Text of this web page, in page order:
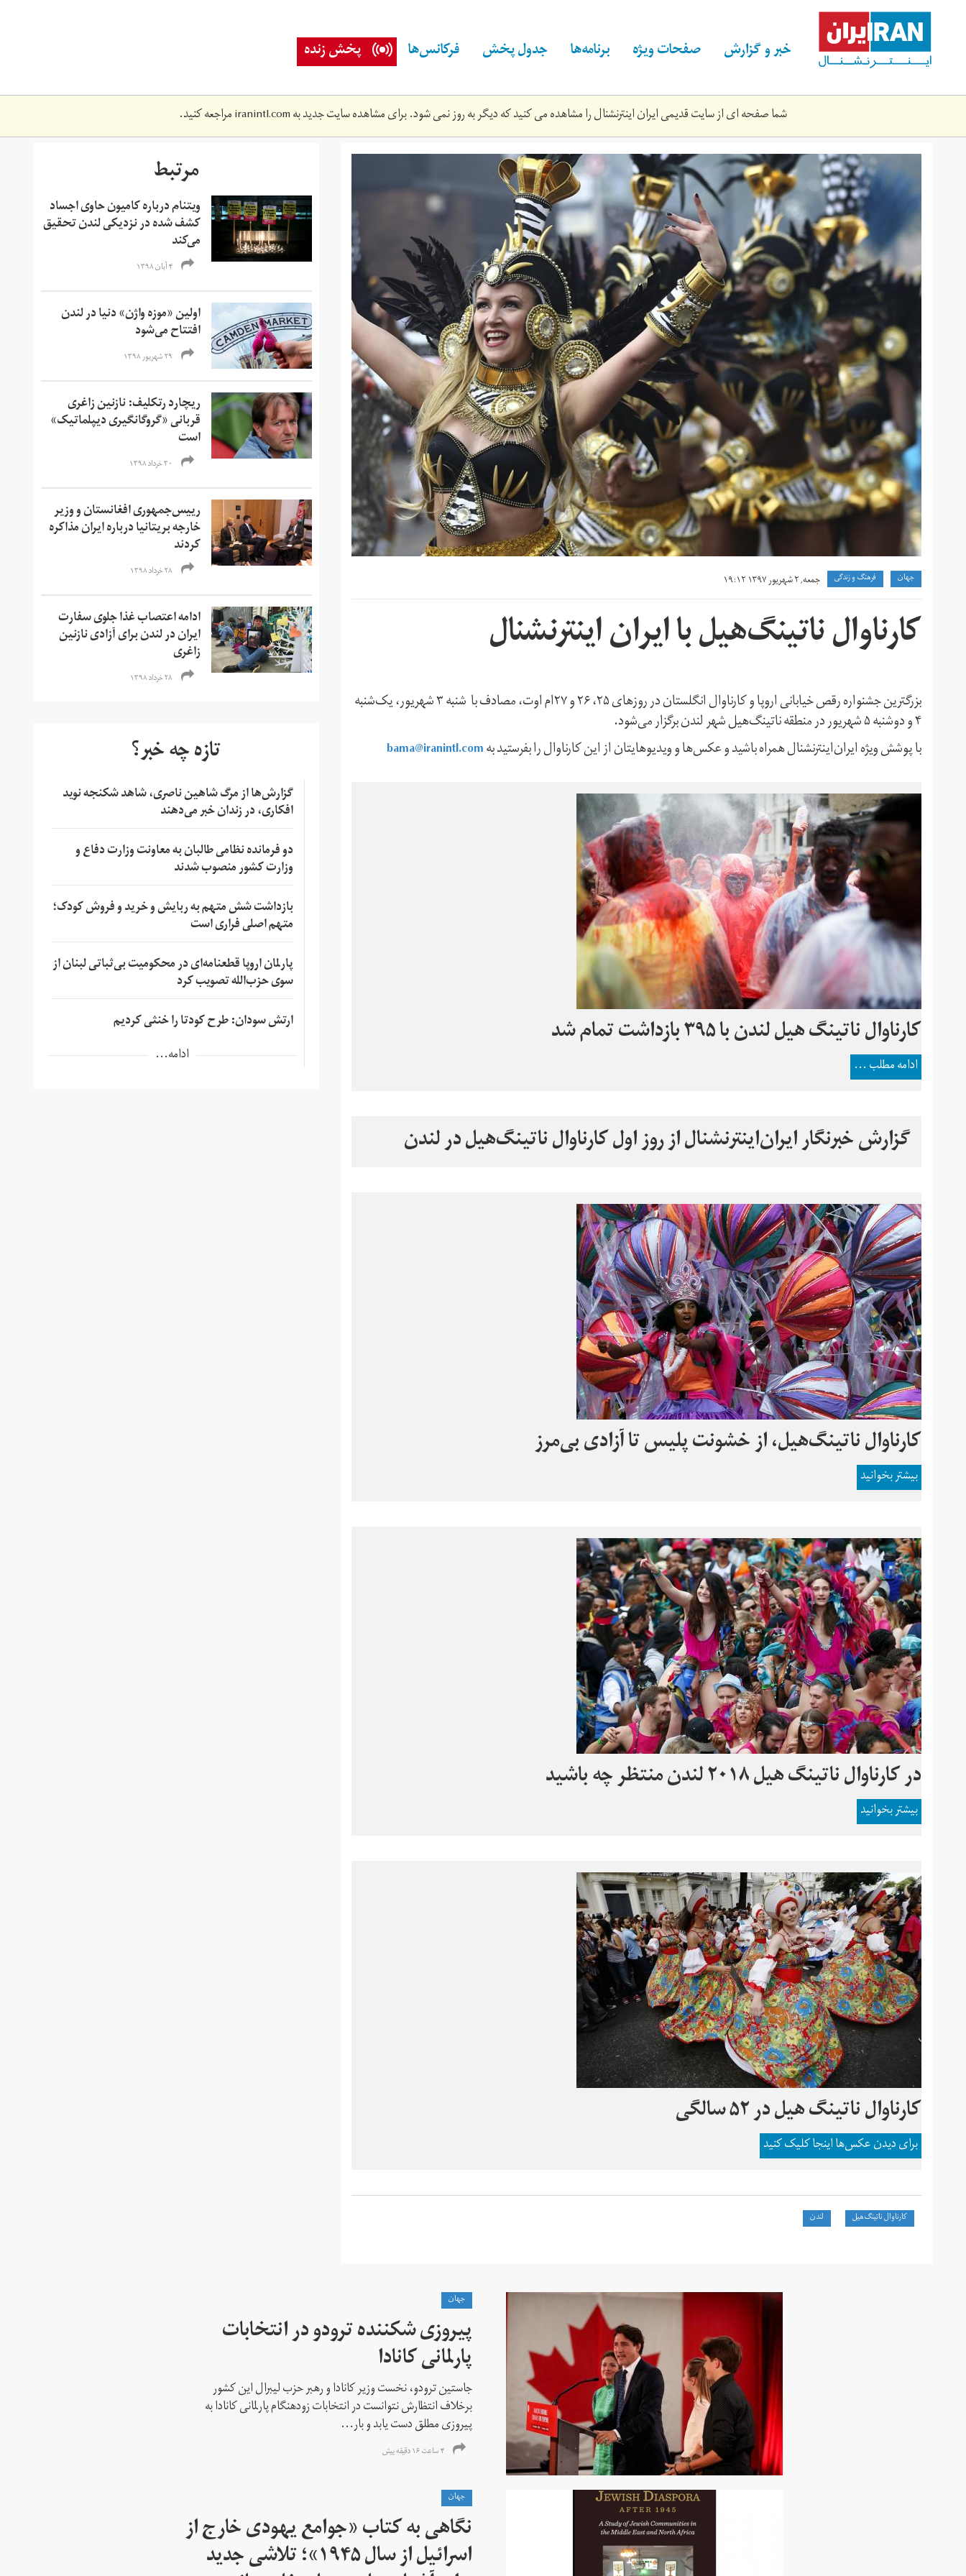
content خبر و گزارش صفحات ویژه برنامه‌ها جدول پخش فرکانس‌ها پخش زنده
شما صفحه ای از سایت قدیمی ایران اینترنشنال را مشاهده می کنید که دیگر به روز نمی شود. برای مشاهده سایت جدید بهiranintl.comمراجعه کنید.
khs.jpg
جهان فرهنگ و زندگی جمعه, ۲ شهریور ۱۳۹۷ ۱۹:۱۲
کارناوال ناتینگ‌هیل با ایران اینترنشنال
بزرگترین جشنواره رقص خیابانی اروپا و کارناوال انگلستان در روزهای ۲۵، ۲۶ و ۲۷‌ام اوت، مصادف با شنبه ۳ شهریور، یک‌شنبه
۴ و دوشنبه ۵ شهریور در منطقه ناتینگ‌هیل شهر لندن برگزار می‌شود.
با پوشش ویژه ایران‌اینترنشنال همراه باشید و عکس‌ها و ویدیوهایتان از این کارناوال را بفرستید بهbama@iranintl.com
کارناوال ناتینگ هیل لندن با ۳۹۵ بازداشت تمام شد
ادامه مطلب ...
گزارش خبرنگار ایران‌اینترنشنال از روز اول کارناوال ناتینگ‌هیل در لندن
کارناوال ناتینگ‌هیل، از خشونت پلیس تا آزادی بی‌مرز
بیشتر بخوانید
در کارناوال ناتینگ‌ هیل ۲۰۱۸ لندن منتظر چه باشید
بیشتر بخوانید
کارناوال ناتینگ هیل در ۵۲ سالگی
برای دیدن عکس‌ها اینجا کلیک کنید
کارناوال ناتینگ‌هیل لندن
مرتبط
ویتنام درباره کامیون حاوی اجساد
کشف شده در نزدیکی لندن تحقیق
می‌کند
۴ آبان ۱۳۹۸
اولین «موزه واژن» دنیا در لندن
افتتاح می‌شود
۲۹ شهریور ۱۳۹۸
ریچارد رتکلیف: نازنین زاغری
قربانی «گروگانگیری دیپلماتیک»
است
۳۰ خرداد ۱۳۹۸
رییس‌جمهوری افغانستان و وزیر
خارجه بریتانیا درباره ایران مذاکره
کردند
۲۸ خرداد ۱۳۹۸
ادامه اعتصاب غذا جلوی سفارت
ایران در لندن برای آزادی نازنین
زاغری
۲۸ خرداد ۱۳۹۸
تازه چه خبر؟
گزارش‌ها از مرگ شاهین ناصری، شاهد شکنجه نوید
افکاری، در زندان خبر می‌دهند
دو فرمانده نظامی طالبان به معاونت وزارت دفاع و
وزارت کشور منصوب شدند
بازداشت شش متهم به ربایش و خرید و فروش کودک؛
متهم اصلی فراری است
پارلمان اروپا قطعنامه‌ای در محکومیت بی‌ثباتی لبنان از
سوی حزب‌الله تصویب کرد
ارتش سودان: طرح کودتا را خنثی کردیم
ادامه...
جهان
پیروزی شکننده ترودو در انتخابات
پارلمانی کانادا
جاستین ترودو، نخست وزیر کانادا و رهبر حزب لیبرال این کشور
برخلاف انتظارش نتوانست در انتخابات زود‌هنگام پارلمانی کانادا به
پیروزی مطلق دست یابد و بار...
۴ ساعت ۱۶ دقیقه پیش
جهان
نگاهی به کتاب «جوامع یهودی خارج از
اسرائیل از سال ۱۹۴۵»؛ تلاشی جدید